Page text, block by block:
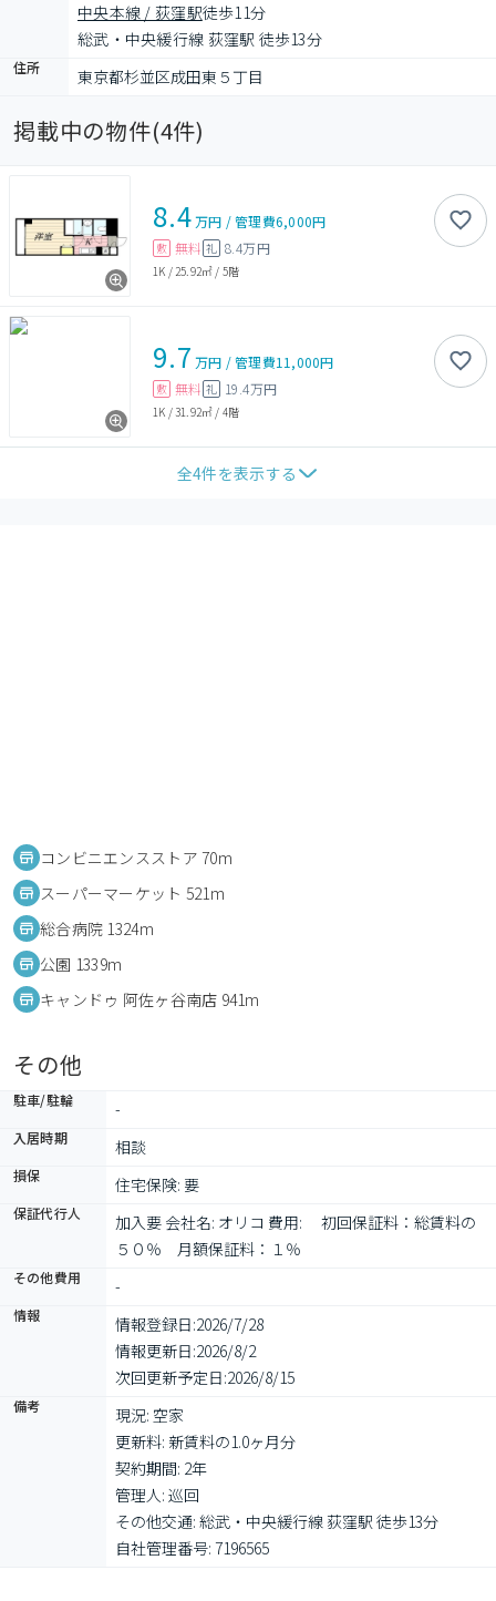
中央本線 / 荻窪駅徒歩11分
総武・中央緩行線 荻窪駅 徒歩13分
住所 東京都杉並区成田東５丁目
掲載中の物件(4件)
8.4万円 /管理費6,000円
敷 無料 礼 8.4万円
1K / 25.92㎡ / 5階
9.7 万円 /管理費11,000円
敷 無料 礼 19.4万円
1K /31.92㎡ / 4階
全4件を表示する
コンビニエンスストア 70m
スーパーマーケット 521m
総合病院 1324m
公園 1339m
キャンドゥ 阿佐ヶ谷南店 941m
その他
駐車/駐輪 -
入居時期 相談
損保 住宅保険: 要
保証代行人
加入要 会社名: オリコ 費用: 　初回保証料：総賃料の
５０％　月額保証料：１％
その他費用 -
情報 情報登録日:2026/7/28
情報更新日:2026/8/2
次回更新予定日:2026/8/15
備考
現況: 空家
更新料: 新賃料の1.0ヶ月分
契約期間: 2年
管理人: 巡回
その他交通: 総武・中央緩行線 荻窪駅 徒歩13分
自社管理番号: 7196565